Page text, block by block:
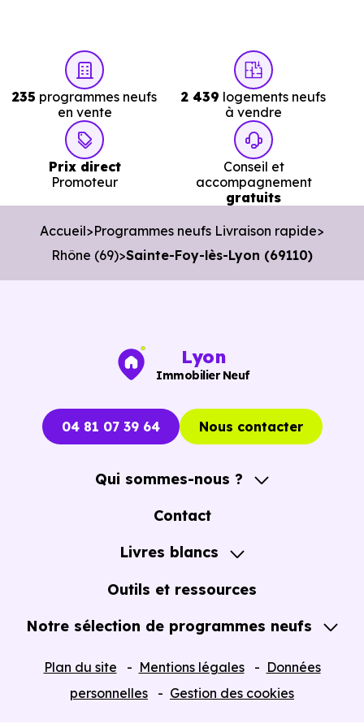
logements neufs en livraison immédiate à
Sainte-Foy-lès-Lyon (69110)
réellement disponibles.
Nos conseillers vous permettent de :
Cibler les bons biens dès le départ.
Éviter les annonces obsolètes.
Avancer rapidement dans les démarches.
L’objectif est de vous faire gagner du temps sans vous
Vous pouvez consulter dès maintenant nos
immobiliers neufs à Sainte-Foy-lès-Lyon (69110)
235 programmes neufs
en vente
2 439 logements neufs
à vendre
Prix direct
Promoteur
Conseil et
accompagnement
gratuits
Accueil Programmes neufs Livraison rapide
Rhône (69) Sainte-Foy-lès-Lyon (69110)
Lyon
Immobilier Neuf
04 81 07 39 64 Nous contacter
Qui sommes-nous ?
A propos
Contact
Livres blancs
Guide de l'Achat immobilier neuf en VEFA
Outils et ressources
Notre sélection de programmes neufs
Plan du site Mentions légales
Données
personnelles
Gestion des cookies